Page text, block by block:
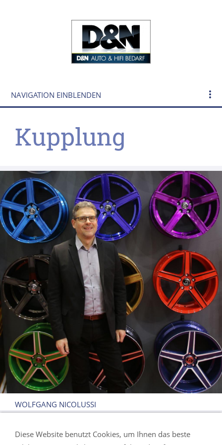
NAVIGATION EINBLENDEN
Kupplung
WOLFGANG NICOLUSSI
Diese Website benutzt Cookies, um Ihnen das beste